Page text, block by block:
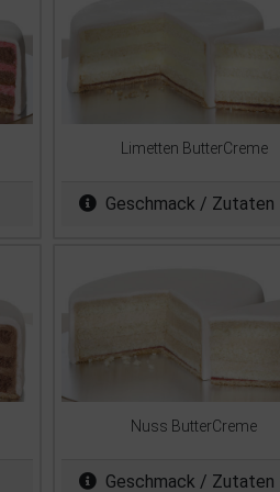
Limetten ButterCreme
Geschmack / Zutaten
Nuss ButterCreme
Geschmack / Zutaten